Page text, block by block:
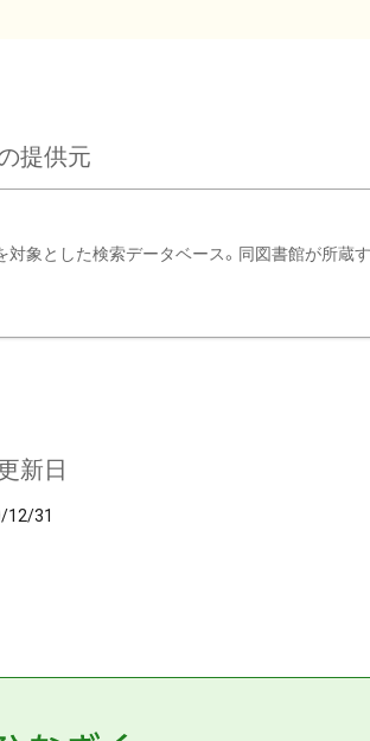
提供元
象とした検索データベース。同図書館が所蔵
新日
12/31